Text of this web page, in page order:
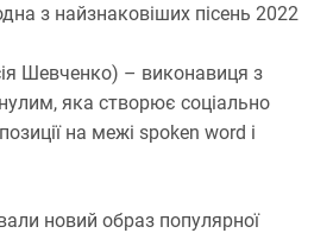
з найзнаковіших пісень 2022
Шевченко) – виконавиця з
яка створює соціально
на межі spoken word і
новий образ популярної